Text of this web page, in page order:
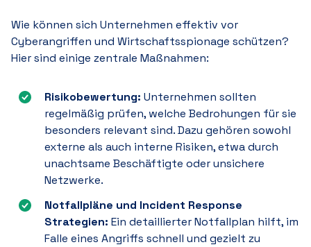
Wie können sich Unternehmen effektiv vor
Cyberangriffen und Wirtschaftsspionage schützen?
Hier sind einige zentrale Maßnahmen:
Risikobewertung: Unternehmen sollten
regelmäßig prüfen, welche Bedrohungen für sie
besonders relevant sind. Dazu gehören sowohl
externe als auch interne Risiken, etwa durch
unachtsame Beschäftigte oder unsichere
Netzwerke.
Notfallpläne und Incident Response
Strategien: Ein detaillierter Notfallplan hilft, im
Falle eines Angriffs schnell und gezielt zu